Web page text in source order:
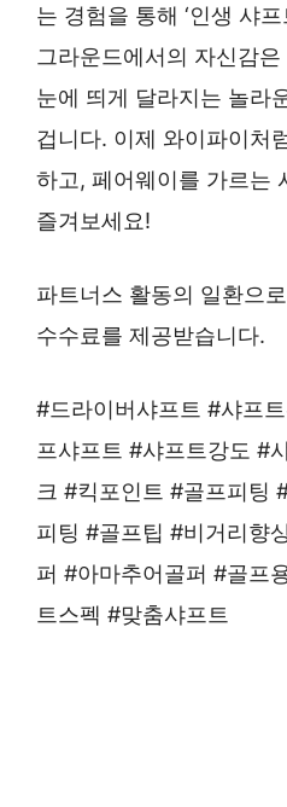
는 경험을 통해 ‘인생 샤
그라운드에서의 자신감
눈에 띄게 달라지는 놀라
겁니다. 이제 와이파이처
하고, 페어웨이를 가르는
즐겨보세요!
파트너스 활동의 일환으
수수료를 제공받습니다.
#드라이버샤프트 #샤프
프샤프트 #샤프트강도 #
크 #킥포인트 #골프피팅
피팅 #골프팁 #비거리향
퍼 #아마추어골퍼 #골프
트스펙 #맞춤샤프트